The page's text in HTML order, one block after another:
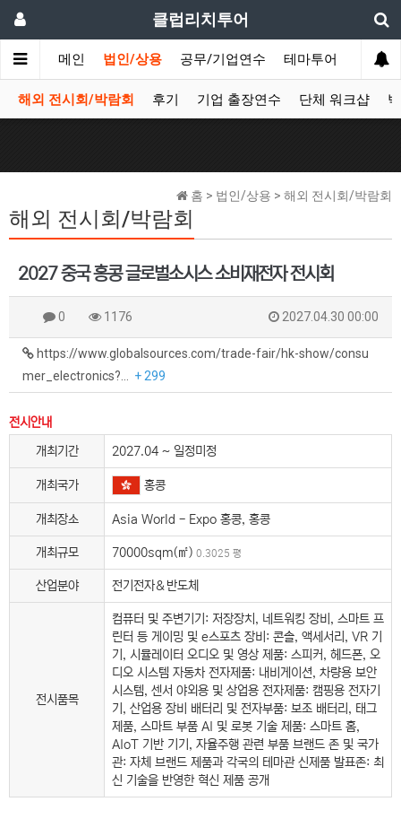
클럽리치투어
메인 법인/상용 공무/기업연수 테마투어 데이투
해외 전시회/박람회 후기 기업 출장연수 단체 워크샵
홈 > 법인/상용 > 해외 전시회/박람회
해외 전시회/박람회
2027 중국 홍콩 글로벌소시스 소비재전자 전시회
0 1176 2027.04.30 00:00
https://www.globalsources.com/trade-fair/hk-show/consu
mer_electronics?… + 299
전시안내
개최기간
2027.04 ~ 일정미정
개최국가 홍콩
개최장소 Asia World - Expo 홍콩, 홍콩
개최규모 70000sqm(㎡) 0.3025 평
산업분야 전기전자＆반도체
전시품목
컴퓨터 및 주변기기: 저장장치, 네트워킹 장비, 스마트 프
린터 등 게이밍 및 e스포츠 장비: 콘솔, 액세서리, VR 기
기, 시뮬레이터 오디오 및 영상 제품: 스피커, 헤드폰, 오
디오 시스템 자동차 전자제품: 내비게이션, 차량용 보안
시스템, 센서 야외용 및 상업용 전자제품: 캠핑용 전자기
기, 산업용 장비 배터리 및 전자부품: 보조 배터리, 태그
제품, 스마트 부품 AI 및 로봇 기술 제품: 스마트 홈,
AIoT 기반 기기, 자율주행 관련 부품 브랜드 존 및 국가
관: 자체 브랜드 제품과 각국의 테마관 신제품 발표존: 최
신 기술을 반영한 혁신 제품 공개